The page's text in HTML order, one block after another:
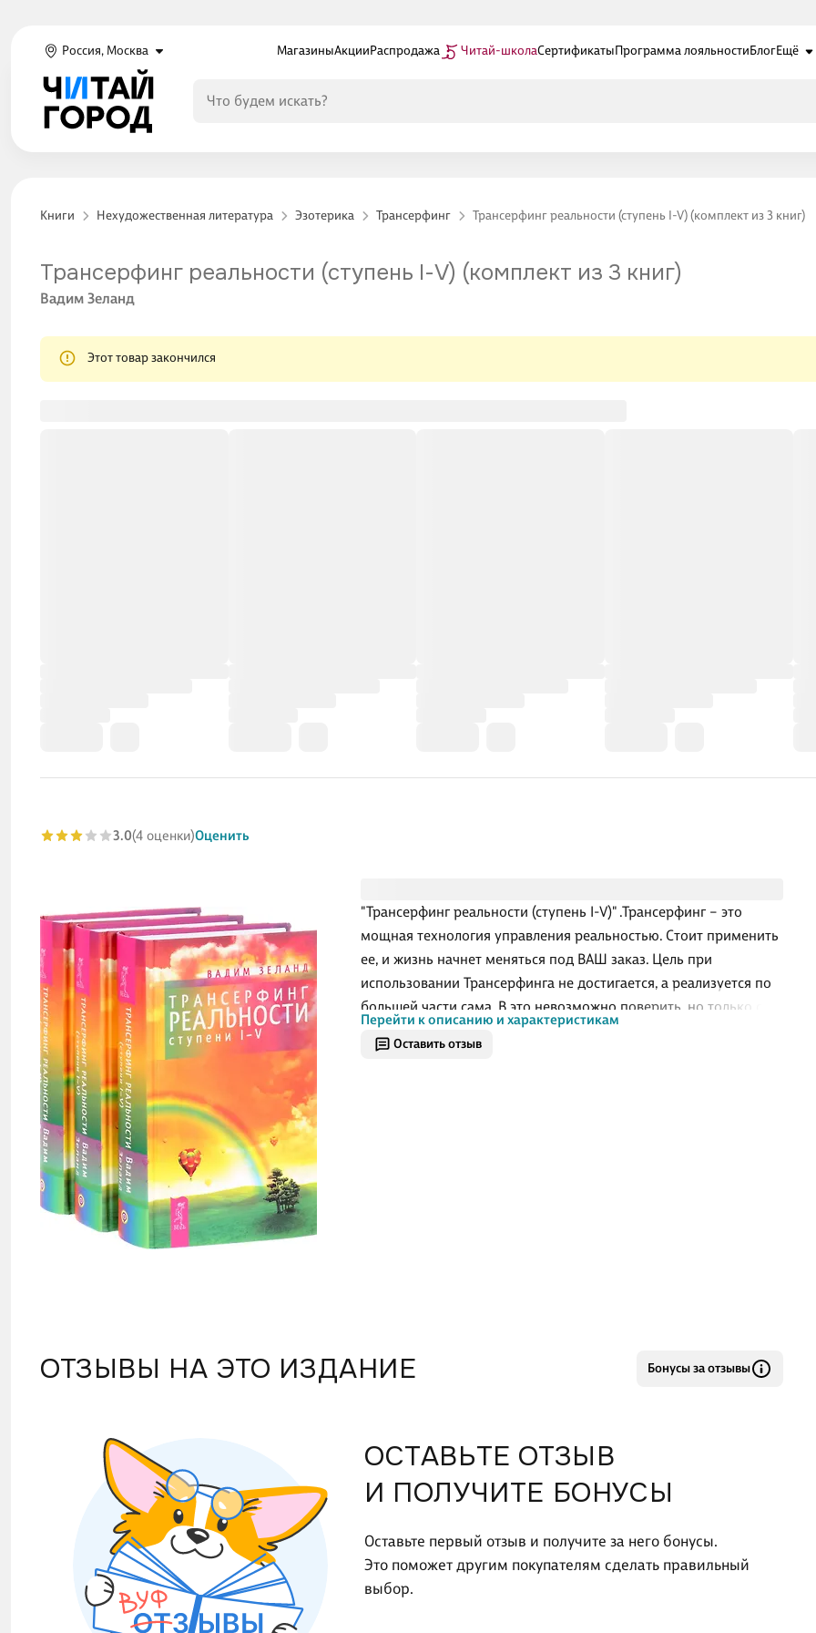
Россия, Москва МагазиныАкцииРаспродажа Читай-школаСертификатыПрограмма лояльностиБлогЕщё
Книги Нехудожественная литература Эзотерика Трансерфинг Трансерфинг реальности (ступень I-V) (комплект из 3 книг)
Оставить отзыв
"Трансерфинг реальности (ступень I-V)" .Трансерфинг – это
мощная технология управления реальностью. Стоит применить
ее, и жизнь начнет меняться под ВАШ заказ. Цель при
использовании Трансерфинга не достигается, а реализуется по
большей части сама. В это невозможно поверить, но только с
первого взгляда. .Идеи, изложенные в книге, уже нашли
практическое подтверждение. Те, кто пробовал заниматься
Перейти к описанию и характеристикам
Трансерфинг реальности (ступень I-V) (комплект из 3 книг)
Вадим Зеланд
Этот товар закончился
3.0(4 оценки)Оценить
ОТЗЫВЫ НА ЭТО ИЗДАНИЕ Бонусы за отзывы
ОСТАВЬТЕ ОТЗЫВ
И ПОЛУЧИТЕ БОНУСЫ
Оставьте первый отзыв и получите за него бонусы.
Это поможет другим покупателям сделать правильный
выбор.